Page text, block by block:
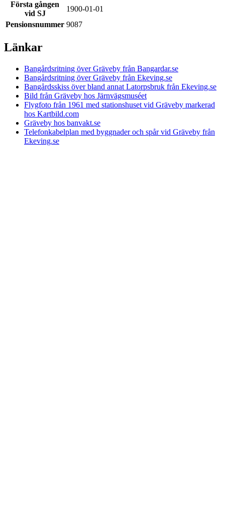
Första gången
vid SJ
1900-01-01
Pensionsnummer 9087
Länkar
Bangårdsritning över Gräveby från Bangardar.se
Bangårdsritning över Gräveby från Ekeving.se
Bangårdsskiss över bland annat Latorpsbruk från Ekeving.se
Bild från Gräveby hos Järnvägsmuséet
Flygfoto från 1961 med stationshuset vid Gräveby markerad
hos Kartbild.com
Gräveby hos banvakt.se
Telefonkabelplan med byggnader och spår vid Gräveby från
Ekeving.se